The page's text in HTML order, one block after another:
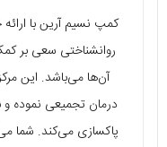
کمپ نسیم آرین با
روانشناختی سعی بر
آن‌ها می‌باشد. این
درمان تجمیعی نموده و
پاکسازی می‌کند. شما